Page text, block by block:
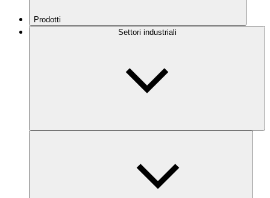
Prodotti
Settori industriali